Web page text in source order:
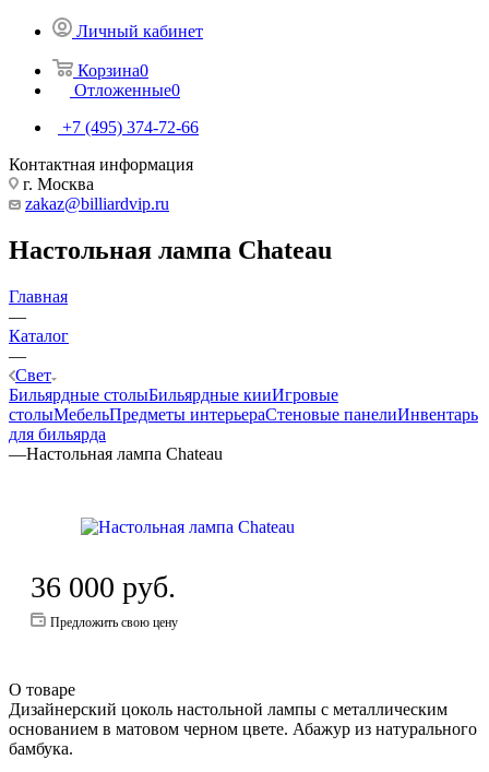
Личный кабинет
Корзина0
Отложенные0
+7 (495) 374-72-66
Контактная информация
г. Москва
zakaz@billiardvip.ru
Настольная лампа Chateau
Главная
—
Каталог
—
Свет
Бильярдные столыБильярдные кииИгровые
столыМебельПредметы интерьераСтеновые панелиИнвентарь
для бильярда
—Настольная лампа Chateau
36 000 руб.
Предложить свою цену
О товаре
Дизайнерский цоколь настольной лампы с металлическим
основанием в матовом черном цвете. Абажур из натурального
бамбука.